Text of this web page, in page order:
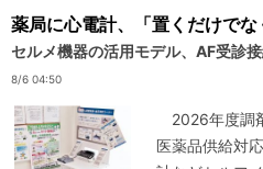
薬局に心電計、「置くだけでな
セルメ機器の活用モデル、AF受診
8/6 04:50
2026年度調
医薬品供給対